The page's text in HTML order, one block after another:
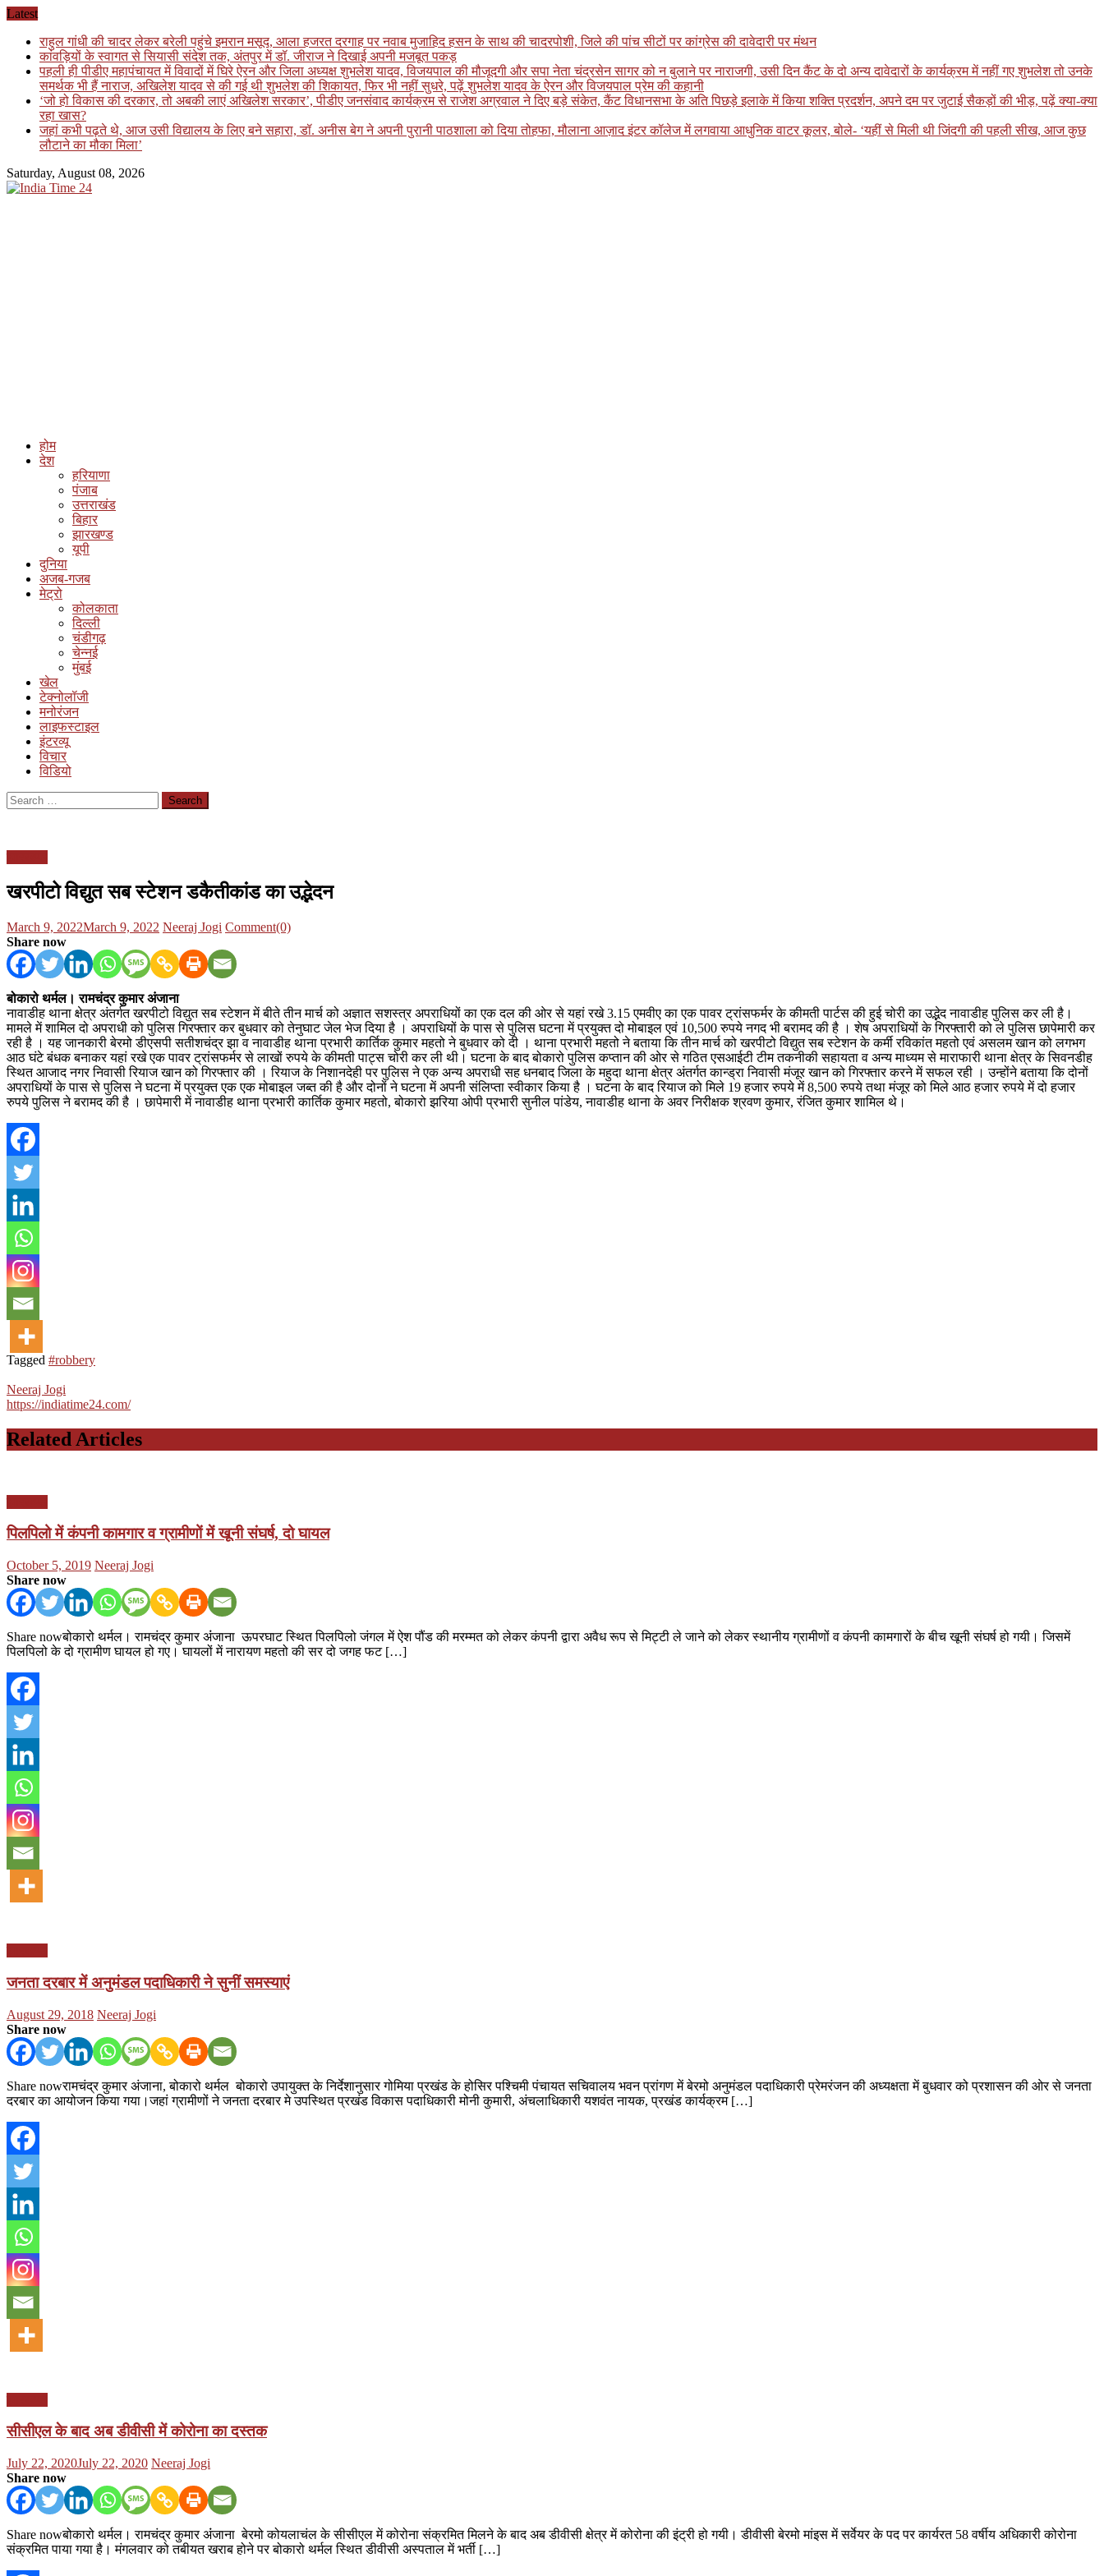
Skip
content
Latest
राहुल गांधी की चादर लेकर बरेली पहुंचे इमरान मसूद, आला हजरत दरगाह पर नवाब मुजाहिद हसन के साथ की चादरपोशी, जिले की पांच सीटों पर कांग्रेस की दावेदारी पर मंथन
कांवड़ियों के स्वागत से सियासी संदेश तक, अंतपुर में डॉ. जीराज ने दिखाई अपनी मजबूत पकड़
पहली ही पीडीए महापंचायत में विवादों में घिरे ऐरन और जिला अध्यक्ष शुभलेश यादव, विजयपाल की मौजूदगी और सपा नेता चंद्रसेन सागर को न बुलाने पर नाराजगी, उसी दिन कैंट के दो अन्य दावेदारों के कार्यक्रम में नहीं गए शुभलेश तो उनके
समर्थक भी हैं नाराज, अखिलेश यादव से की गई थी शुभलेश की शिकायत, फिर भी नहीं सुधरे, पढ़ें शुभलेश यादव के ऐरन और विजयपाल प्रेम की कहानी
‘जो हो विकास की दरकार, तो अबकी लाएं अखिलेश सरकार’, पीडीए जनसंवाद कार्यक्रम से राजेश अग्रवाल ने दिए बड़े संकेत, कैंट विधानसभा के अति पिछड़े इलाके में किया शक्ति प्रदर्शन, अपने दम पर जुटाई सैकड़ों की भीड़, पढ़ें क्या-क्या
रहा खास?
जहां कभी पढ़ते थे, आज उसी विद्यालय के लिए बने सहारा, डॉ. अनीस बेग ने अपनी पुरानी पाठशाला को दिया तोहफा, मौलाना आज़ाद इंटर कॉलेज में लगवाया आधुनिक वाटर कूलर, बोले- ‘यहीं से मिली थी जिंदगी की पहली सीख, आज कुछ
लौटाने का मौका मिला’
Saturday, August 08, 2026
होम
देश
हरियाणा
पंजाब
उत्तराखंड
बिहार
झारखण्ड
यूपी
दुनिया
अजब-गजब
मेट्रो
कोलकाता
दिल्ली
चंडीगढ़
चेन्नई
मुंबई
खेल
टेक्नोलॉजी
मनोरंजन
लाइफस्टाइल
इंटरव्यू
विचार
विडियो
Search
for:
खरपीटो विद्युत सब स्टेशन डकैतीकांड का उद्भेदन
Posted
on
March 9, 2022March 9, 2022 Author
Neeraj Jogi Comment(0)
Share now
बोकारो थर्मल। रामचंद्र कुमार अंजाना
नावाडीह थाना क्षेत्र अंतर्गत खरपीटो विद्युत सब स्टेशन में बीते तीन मार्च को अज्ञात सशस्त्र अपराधियों का एक दल की ओर से यहां रखे 3.15 एमवीए का एक पावर ट्रांसफर्मर के कीमती पार्टस की हुई चोरी का उद्भेद नावाडीह पुलिस कर ली है।
मामले में शामिल दो अपराधी को पुलिस गिरफ्तार कर बुधवार को तेनुघाट जेल भेज दिया है । अपराधियों के पास से पुलिस घटना में प्रयुक्त दो मोबाइल एवं 10,500 रुपये नगद भी बरामद की है । शेष अपराधियों के गिरफ्तारी को ले पुलिस छापेमारी कर
रही है । यह जानकारी बेरमो डीएसपी सतीशचंद्र झा व नावाडीह थाना प्रभारी कार्तिक कुमार महतो ने बुधवार को दी । थाना प्रभारी महतो ने बताया कि तीन मार्च को खरपीटो विद्युत सब स्टेशन के कर्मी रविकांत महतो एवं असलम खान को लगभग
आठ घंटे बंधक बनाकर यहां रखे एक पावर ट्रांसफर्मर से लाखों रुपये के कीमती पाट्स चोरी कर ली थी। घटना के बाद बोकारो पुलिस कप्तान की ओर से गठित एसआईटी टीम तकनीकी सहायता व अन्य माध्यम से माराफारी थाना क्षेत्र के सिवनडीह
स्थित आजाद नगर निवासी रियाज खान को गिरफ्तार की । रियाज के निशानदेही पर पुलिस ने एक अन्य अपराधी सह धनबाद जिला के महुदा थाना क्षेत्र अंतर्गत कान्ड्रा निवासी मंजूर खान को गिरफ्तार करने में सफल रही । उन्होंने बताया कि दोनों
अपराधियों के पास से पुलिस ने घटना में प्रयुक्त एक एक मोबाइल जब्त की है और दोनों ने घटना में अपनी संलिप्ता स्वीकार किया है । घटना के बाद रियाज को मिले 19 हजार रुपये में 8,500 रुपये तथा मंजूर को मिले आठ हजार रुपये में दो हजार
रुपये पुलिस ने बरामद की है । छापेमारी में नावाडीह थाना प्रभारी कार्तिक कुमार महतो, बोकारो झरिया ओपी प्रभारी सुनील पांडेय, नावाडीह थाना के अवर निरीक्षक श्रवण कुमार, रंजित कुमार शामिल थे।
Tagged #robbery
Neeraj Jogi
https://indiatime24.com/
Related Articles
पिलपिलो में कंपनी कामगार व ग्रामीणों में खूनी संघर्ष, दो घायल
Posted
on
October 5, 2019 Author
Neeraj Jogi
Share now
Share nowबोकारो थर्मल। रामचंद्र कुमार अंंजाना ऊपरघाट स्थित पिलपिलो जंगल में ऐश पौंड की मरम्मत को लेकर कंपनी द्वारा अवैध रूप से मिट्टी ले जाने को लेकर स्थानीय ग्रामीणों व कंपनी कामगारों के बीच खूनी संघर्ष हो गयी। जिसमें
पिलपिलो के दो ग्रामीण घायल हो गए। घायलों में नारायण महतो की सर दो जगह फट […]
जनता दरबार में अनुमंडल पदाधिकारी ने सुनीं समस्याएं
Posted
on
August 29, 2018 Author
Neeraj Jogi
Share now
Share nowरामचंद्र कुमार अंजाना, बोकारो थर्मल बोकारो उपायुक्त के निर्देशानुसार गोमिया प्रखंड के होसिर पश्चिमी पंचायत सचिवालय भवन प्रांगण में बेरमो अनुमंडल पदाधिकारी प्रेमरंजन की अध्यक्षता में बुधवार को प्रशासन की ओर से जनता
दरबार का आयोजन किया गया।जहां ग्रामीणों ने जनता दरबार मे उपस्थित प्रखंड विकास पदाधिकारी मोनी कुमारी, अंचलाधिकारी यशवंत नायक, प्रखंड कार्यक्रम […]
सीसीएल के बाद अब डीवीसी में कोरोना का दस्तक
Posted
on
July 22, 2020July 22, 2020 Author
Neeraj Jogi
Share now
Share nowबोकारो थर्मल। रामचंद्र कुमार अंंजाना बेरमो कोयलाचंल के सीसीएल में कोरोना संक्रमित मिलने के बाद अब डीवीसी क्षेत्र में कोरोना की इंट्री हो गयी। डीवीसी बेरमो मांइस में सर्वेयर के पद पर कार्यरत 58 वर्षीय अधिकारी कोरोना
संक्रमित पाया गया है। मंगलवार को तबीयत खराब होने पर बोकारो थर्मल स्थित डीवीसी अस्पताल में भर्ती […]